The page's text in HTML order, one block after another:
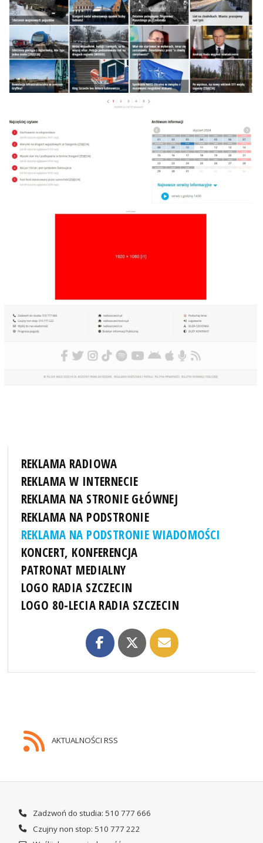
REKLAMA RADIOWA
REKLAMA W INTERNECIE
REKLAMA NA STRONIE GŁÓWNEJ
REKLAMA NA PODSTRONIE
REKLAMA NA PODSTRONIE WIADOMOŚCI
KONCERT, KONFERENCJA
PATRONAT MEDIALNY
LOGO RADIA SZCZECIN
LOGO 80‑LECIA RADIA SZCZECIN
AKTUALNOŚCI RSS
Zadzwoń do studia: 510 777 666
Czujny non stop: 510 777 222